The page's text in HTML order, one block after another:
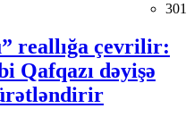
301
reallığa çevrilir:
Qafqazı dəyişə